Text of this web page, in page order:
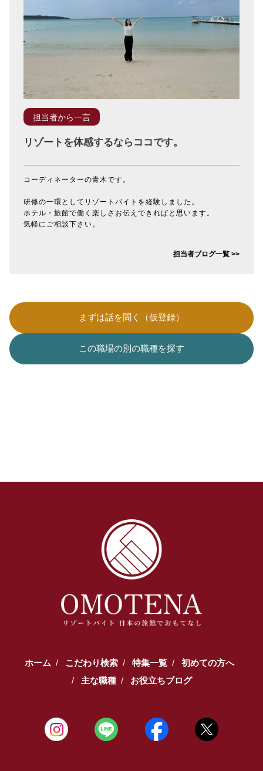
担当者から一言
リゾートを体感するならココです。
コーディネーターの青木です。
研修の一環としてリゾートバイトを経験しました。
ホテル・旅館で働く楽しさお伝えできればと思います。
気軽にご相談下さい。
担当者ブログ一覧 >>
まずは話を聞く（仮登録）
この職場の別の職種を探す
ホーム こだわり検索 特集一覧
初めての方へ
主な職種
お役立ちブログ